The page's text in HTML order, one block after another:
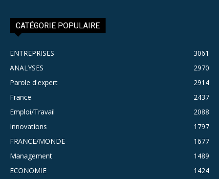
CATÉGORIE POPULAIRE
ENTREPRISES
3061
ANALYSES
2970
Parole d'expert
2914
France
2437
Emploi/Travail
2088
Innovations
1797
FRANCE/MONDE
1677
Management
1489
ECONOMIE
1424